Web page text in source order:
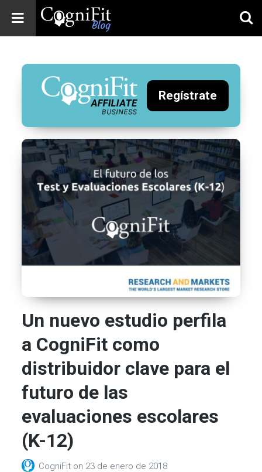
Blog: Brain
Health
News
Brain Training,
Mental Health, and
Wellness
Regístrate
Un nuevo estudio perfila
a CogniFit como
distribuidor clave para el
futuro de las
evaluaciones escolares
(K-12)
CogniFit on 23 de enero de 2018